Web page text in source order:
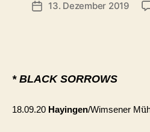
Veröffentlichungsdatum
13. Dezember 2019
* BLACK SORROWS
18.09.20 Hayingen/Wimsener Mü